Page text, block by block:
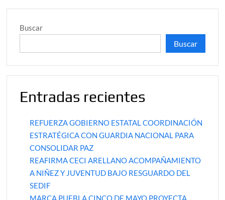
Buscar
Buscar
Entradas recientes
REFUERZA GOBIERNO ESTATAL COORDINACIÓN
ESTRATÉGICA CON GUARDIA NACIONAL PARA
CONSOLIDAR PAZ
REAFIRMA CECI ARELLANO ACOMPAÑAMIENTO
A NIÑEZ Y JUVENTUD BAJO RESGUARDO DEL
SEDIF
MARCA PUEBLA CINCO DE MAYO PROYECTA